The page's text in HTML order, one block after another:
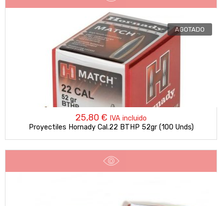
AGOTADO
25,80 € IVA incluido
Proyectiles Hornady Cal.22 BTHP 52gr (100 Unds)